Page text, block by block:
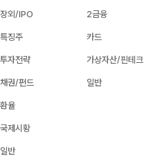
장외/IPO
특징주
투자전략
채권/펀드
환율
국제시황
일반
2금융
카드
가상자산/핀테크
일반